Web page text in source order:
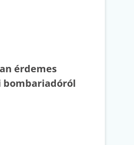
érdemes
bombariadóról